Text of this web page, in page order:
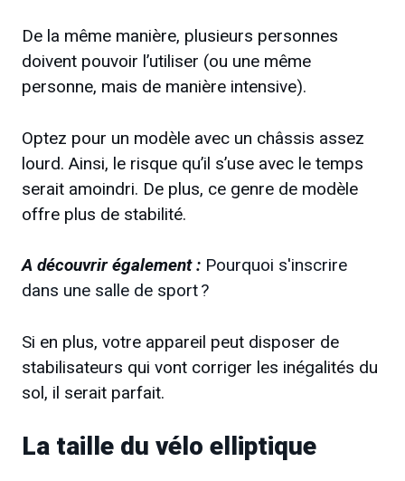
De la même manière, plusieurs personnes
doivent pouvoir l’utiliser (ou une même
personne, mais de manière intensive).
Optez pour un modèle avec un châssis assez
lourd. Ainsi, le risque qu’il s’use avec le temps
serait amoindri. De plus, ce genre de modèle
offre plus de stabilité.
A découvrir également : Pourquoi s'inscrire
dans une salle de sport ?
Si en plus, votre appareil peut disposer de
stabilisateurs qui vont corriger les inégalités du
sol, il serait parfait.
La taille du vélo elliptique